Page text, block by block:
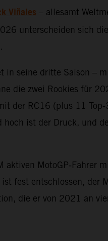
Viñales – allesamt
unterscheiden sich
in seine dritte Saison –
die zwei Rookies für
der RC16 (plus 11
ist der Druck, und
aktiven MotoGP‑Fahrer
fest entschlossen, der
die er von 2021 an